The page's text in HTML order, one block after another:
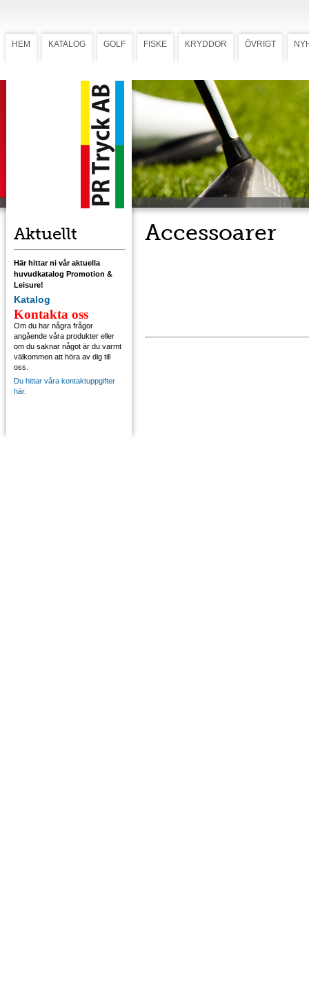
HEM KATALOG GOLF FISKE KRYDDOR ÖVRIGT
Aktuellt
Här hittar ni vår aktuella
huvudkatalog Promotion &
Leisure!
Katalog
Kontakta oss
Om du har några frågor
angående våra produkter eller
om du saknar något är du varmt
välkommen att höra av dig till
oss.
Du hittar våra kontaktuppgifter
här.
Accessoarer